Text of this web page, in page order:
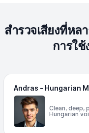
สำรวจเสียงที่หล
การใ
Andras - Hungarian
Clean, deep,
Hungarian